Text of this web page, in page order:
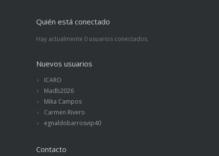
Quién está conectado
Hay actualmente 0 usuarios conectados.
Nuevos usuarios
ICARO
Madb2026
Mika Campos
Carmen Rivero
egnaldobarrosvip40
Contacto